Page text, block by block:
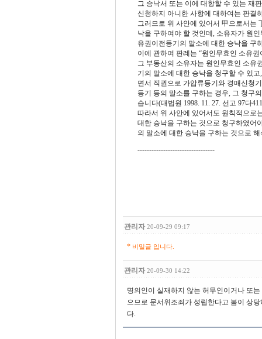
그 승낙서 또는 이에 대항할 수 있는 재
신청하지 아니한 사항에 대하여는 판결
그러므로 위 사안에 있어서 甲으로서는
낙을 구하여야 할 것인데, 소유자가 원
유권이전등기의 말소에 대한 승낙을 구
이에 관하여 판례는 “원인무효인 소유
그 부동산의 소유자는 원인무효인 소유
기의 말소에 대한 승낙을 청구할 수 있
면서 직권으로 가압류등기와 경매신청
등기 등의 말소를 구하는 경우, 그 청구
습니다(대법원 1998. 11. 27. 선고 97다
따라서 위 사안에 있어서도 원칙적으로
대한 승낙을 구하는 것으로 청구하였어
의 말소에 대한 승낙을 구하는 것으로
---------------------------------
관리자 20-09-29 09:17
* 비밀글 입니다.
관리자 20-09-30 14:22
명의인이 실재하지 않는 허무인이거나 또
으므로 문서위조죄가 성립한다고 봄이 상
다.